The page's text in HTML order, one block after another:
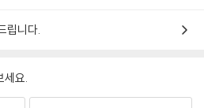
립니다.
세요.